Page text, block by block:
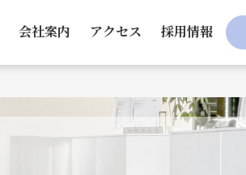
会社案内 アクセス 採用情報